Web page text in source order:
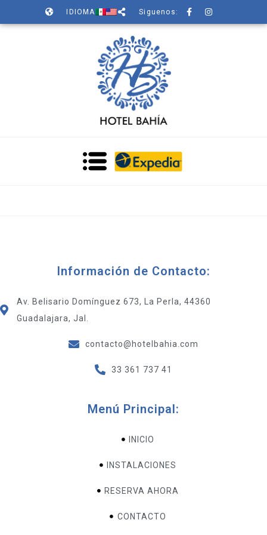
IDIOMA Siguenos:
Información de Contacto:
Av. Belisario Domínguez 673, La Perla, 44360
Guadalajara, Jal.
contacto@hotelbahia.com
33 361 737 41
Menú Principal:
INICIO
INSTALACIONES
RESERVA AHORA
CONTACTO